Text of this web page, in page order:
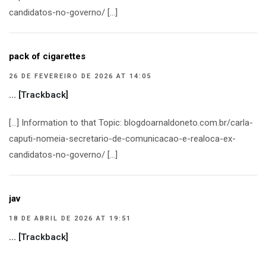
candidatos-no-governo/ […]
pack of cigarettes
26 DE FEVEREIRO DE 2026 AT 14:05
… [Trackback]
[…] Information to that Topic: blogdoarnaldoneto.com.br/carla-
caputi-nomeia-secretario-de-comunicacao-e-realoca-ex-
candidatos-no-governo/ […]
jav
18 DE ABRIL DE 2026 AT 19:51
… [Trackback]